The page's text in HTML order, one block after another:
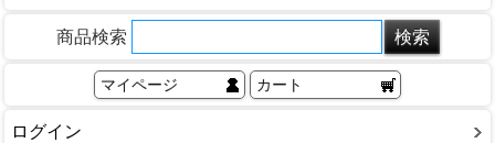
商品検索
マイページ カート
ログイン